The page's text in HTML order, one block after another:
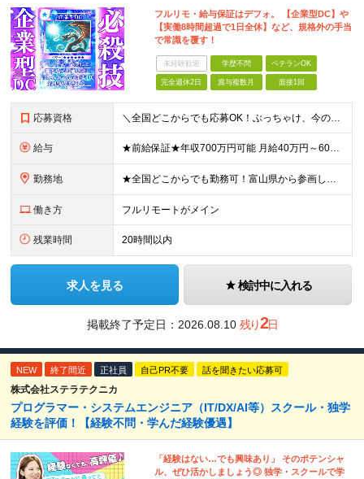
フルリモ・給与保証はデフォ。 【企業型DC】や
【実働8時間超過で1日全休】など、規格外の手当
で常識を覆す！
未経験歓迎 学歴不問 ベテランOK
完全週休2日 賞与複数月 面接1回
応募資格 ＼全国どこからでも応募OK！ぶっちゃけ、今のスキルでどのくらいもらえる？といった相談にも乗ります！／ ◎学歴不問 ◎何らかの開発経験をお持ちの方 ≪こんな方も歓迎します≫ ・新しい技術に挑戦したい方
給与 ★前給保証★年収700万円可能 月給40万円～60万円＋各種手当＋残業代全額支給 ＼代表が単価も還元も徹底交渉！／ 代表が直接取引先と交渉し、単価を強気に提示。 そこで得た利益は、しっかりメンバー
勤務地 ★全国どこからでも勤務可！富山県から参画している社員もおります！ ★フルリモートOK ★お住まいを考慮した案件にアサインします ★転勤なし＆U/Iターン歓迎 【本社】愛知県名古屋市中村区名駅4丁目8
働き方 フルリモートがメイン
残業時間 20時間以内
求人を見る 検討中に入れる
掲載終了予定日： 2026.08.10 残り2日
NEW 終了間近 正社員 自己PR不要 話を聞きたい応募可
株式会社ステラテクニカ
プログラマー・システムエンジニア（IT/DX/AI等）スクール・独学
経験を評価！【経験不問・学んだ経験優遇】
「経験はない…でも興味あり」 そのポテンシャ
ル、ぜひ活かしましょう◎ 独学・スクールで学